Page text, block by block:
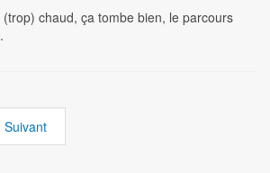
chaud, ça tombe bien, le parcours
Suivant